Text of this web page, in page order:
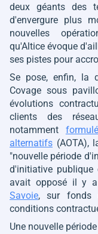
deux géants des
d'envergure plus
nouvelles
qu'Altice évoque
ses pistes pour
Se pose, enfin, la
Covage sous
évolutions
clients des
notamment
alternatifs (AOTA),
"nouvelle période
d'initiative publique
avait opposé il y
Savoie, sur fonds
conditions
Une nouvelle